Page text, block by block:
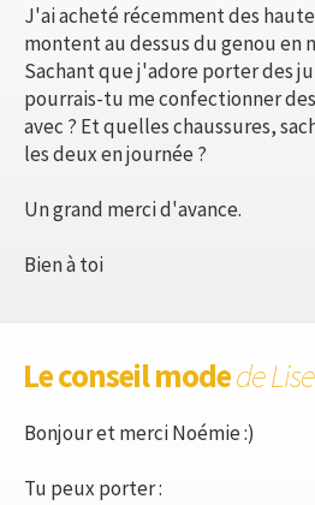
J'ai acheté récemment des
montent au dessus du genou en
Sachant que j'adore porter des
pourrais-tu me confectionner
avec ? Et quelles chaussures,
les deux en journée ?
Un grand merci d'avance.
Bien à toi
Le conseil modede Lise
Bonjour et merci Noémie :)
Tu peux porter :